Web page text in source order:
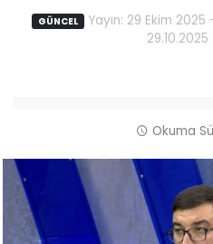
GÜNCEL Yayın: 29 Ekim
29.10.2025
Okuma